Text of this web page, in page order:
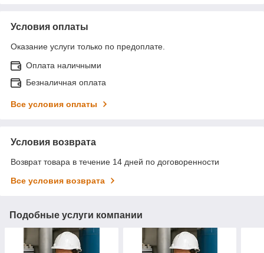
Условия оплаты
Оказание услуги только по предоплате.
Оплата наличными
Безналичная оплата
Все условия оплаты
Условия возврата
Возврат товара в течение 14 дней по договоренности
Все условия возврата
Подобные услуги компании